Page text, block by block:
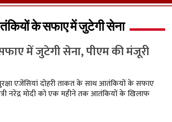
के सफाए में जुटेगी सेना
में जुटेगी सेना, पीएम की मंजूरी
एजेंसियां दोहरी ताकत के साथ आतंकियों के सफाए
नरेंद्र मोदी को एक महीने तक आतंकियों के खिलाफ